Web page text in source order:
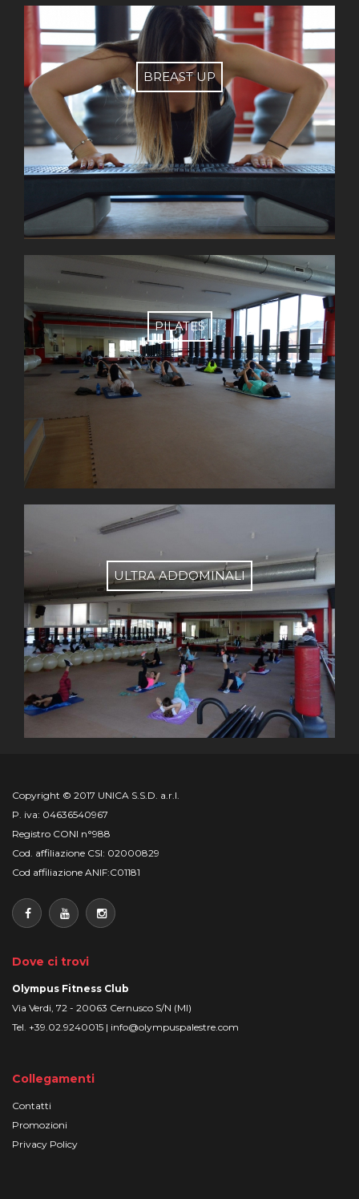
BREAST UP
PILATES
ULTRA ADDOMINALI
Copyright © 2017 UNICA S.S.D. a.r.l.
P. iva: 04636540967
Registro CONI n°988
Cod. affiliazione CSI: 02000829
Cod affiliazione ANIF:C01181
Dove ci trovi
Olympus Fitness Club
Via Verdi, 72 - 20063 Cernusco S/N (MI)
Tel. +39.02.9240015 | info@olympuspalestre.com
Collegamenti
Contatti
Promozioni
Privacy Policy